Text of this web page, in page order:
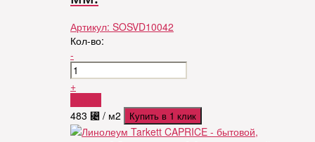
Артикул: SOSVD10042
Кол-во:
-
+
483 ⃄ / м2 Купить в 1 клик